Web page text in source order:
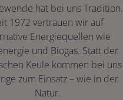
hat bei uns Tradition.
1972 vertrauen wir auf
Energiequellen wie
und Biogas. Statt der
Keule kommen bei uns
zum Einsatz – wie in der
Natur.